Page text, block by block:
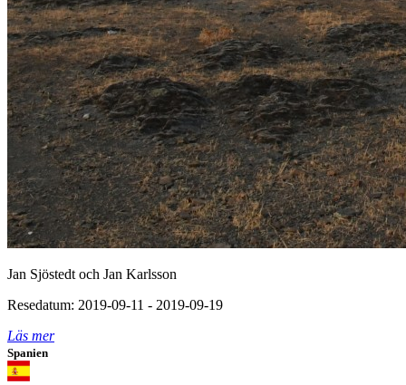
Jan Sjöstedt och Jan Karlsson
Resedatum: 2019-09-11 - 2019-09-19
Läs mer
Spanien